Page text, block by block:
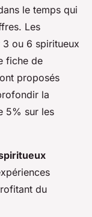
le temps qui
Les
ou 6 spiritueux
fiche de
proposés
la
5% sur les
du